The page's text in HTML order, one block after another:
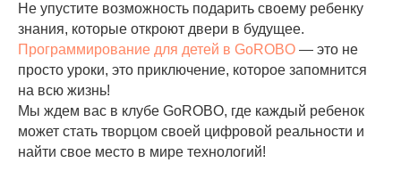
Не упустите возможность подарить своему ребенку
знания, которые откроют двери в будущее.
Программирование для детей в GoROBO — это не
просто уроки, это приключение, которое запомнится
на всю жизнь!
Мы ждем вас в клубе GoROBO, где каждый ребенок
может стать творцом своей цифровой реальности и
найти свое место в мире технологий!